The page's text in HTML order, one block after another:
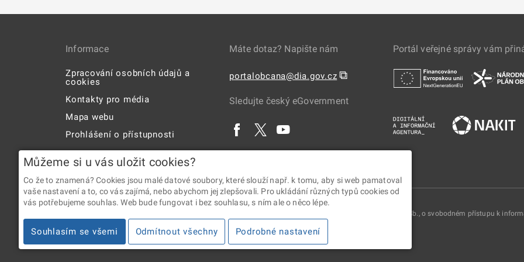
Informace
Zpracování osobních údajů a
cookies
Kontakty pro média
Mapa webu
Prohlášení o přístupnosti
Máte dotaz? Napište nám
portalobcana@dia.gov.cz ⧉
Sledujte český eGovernment
Portál veřejné správy vám
2026 © Digitální a informační agentura • Informace jsou poskytovány v souladu se zákonem č. 106/1999 Sb., o svobodném přístupu k
Můžeme si u vás uložit cookies?
Co že to znamená? Cookies jsou malé datové soubory, které slouží např. k tomu, aby si web pamatoval
vaše nastavení a to, co vás zajímá, nebo abychom jej zlepšovali. Pro ukládání různých typů cookies od
vás potřebujeme souhlas. Web bude fungovat i bez souhlasu, s ním ale o něco lépe.
Souhlasím se všemi Odmítnout všechny Podrobné nastavení